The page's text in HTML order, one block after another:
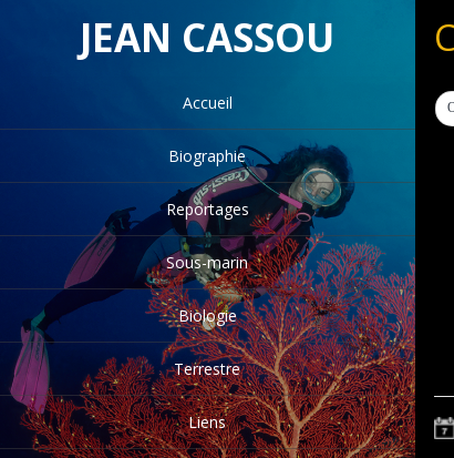
JEAN CASSOU
Accueil
Biographie
Reportages
Sous-marin
Biologie
Terrestre
Liens